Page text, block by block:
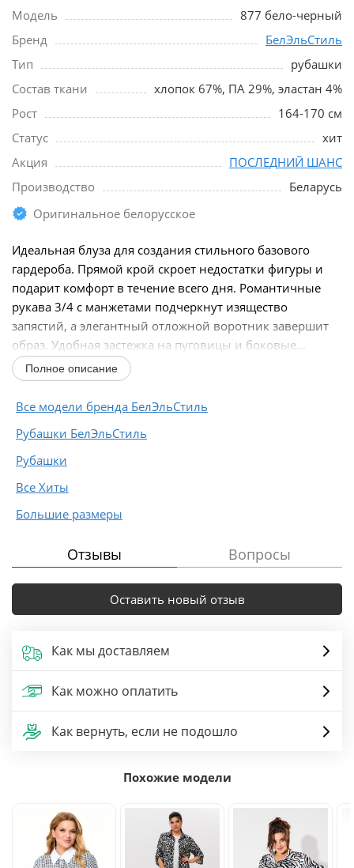
Модель
877 бело-черный
Бренд
БелЭльСтиль
Тип
рубашки
Состав ткани
хлопок 67%, ПА 29%, эластан 4%
Рост
164-170 см
Статус
хит
Акция
ПОСЛЕДНИЙ ШАНС
Производство
Беларусь
Оригинальное белорусское
Идеальная блуза для создания стильного базового
гардероба. Прямой крой скроет недостатки фигуры и
подарит комфорт в течение всего дня. Романтичные
рукава 3/4 с манжетами подчеркнут изящество
запястий, а элегантный отложной воротник завершит
образ. Удобная застежка на пуговицы и боковые...
Полное описание
Все модели бренда БелЭльСтиль
Рубашки БелЭльСтиль
Рубашки
Все Хиты
Большие размеры
Отзывы Вопросы
Оставить новый отзыв
Как мы доставляем
Как можно оплатить
Как вернуть, если не подошло
Похожие модели